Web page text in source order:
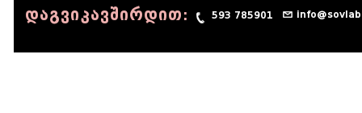
დაგვიკავშირდით: 593 785901